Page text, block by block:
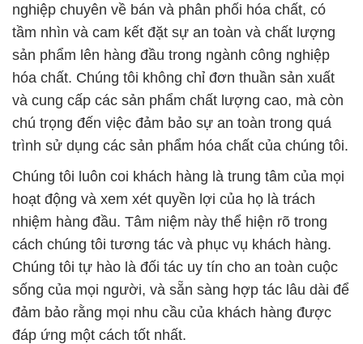
nghiệp chuyên về bán và phân phối hóa chất, có
tầm nhìn và cam kết đặt sự an toàn và chất lượng
sản phẩm lên hàng đầu trong ngành công nghiệp
hóa chất. Chúng tôi không chỉ đơn thuần sản xuất
và cung cấp các sản phẩm chất lượng cao, mà còn
chú trọng đến việc đảm bảo sự an toàn trong quá
trình sử dụng các sản phẩm hóa chất của chúng tôi.
Chúng tôi luôn coi khách hàng là trung tâm của mọi
hoạt động và xem xét quyền lợi của họ là trách
nhiệm hàng đầu. Tâm niệm này thể hiện rõ trong
cách chúng tôi tương tác và phục vụ khách hàng.
Chúng tôi tự hào là đối tác uy tín cho an toàn cuộc
sống của mọi người, và sẵn sàng hợp tác lâu dài để
đảm bảo rằng mọi nhu cầu của khách hàng được
đáp ứng một cách tốt nhất.